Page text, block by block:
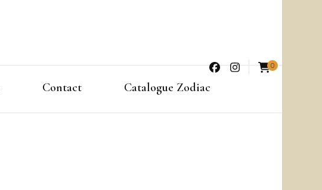
0
Contact Catalogue Zodiac